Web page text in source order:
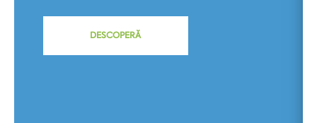
DESCOPERĂ